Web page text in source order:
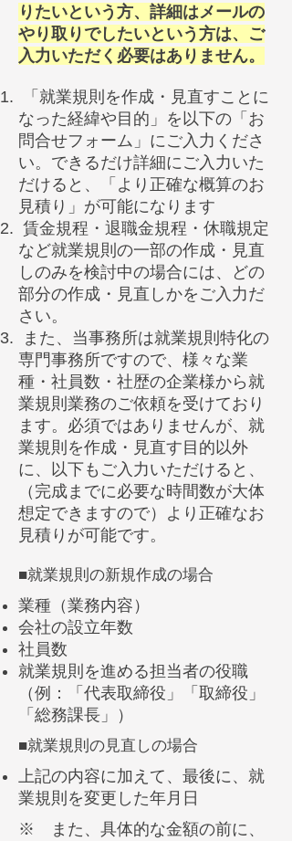
りたいという方、詳細はメールの
やり取りでしたいという方は、ご
入力いただく必要はありません。
「就業規則を作成・見直すことに
なった経緯や目的」を以下の「お
問合せフォーム」にご入力くださ
い。できるだけ詳細にご入力いた
だけると、「より正確な概算のお
見積り」が可能になります
賃金規程・退職金規程・休職規定
など就業規則の一部の作成・見直
しのみを検討中の場合には、どの
部分の作成・見直しかをご入力だ
さい。​
また、当事務所は就業規則特化の
専門事務所ですので、様々な業
種・社員数・社歴の企業様から就
業規則業務のご依頼を受けており
ます。必須ではありませんが、就
業規則を作成・見直す目的以外
に、以下もご入力いただけると、
（完成までに必要な時間数が大体
想定できますので）より正確なお
見積りが可能です。
■​就業規則の新規作成の場合​
業種（業務内容）
会社の設立年数
社員数
就業規則を進める担当者の役職
（例：「代表取締役」「取締役」
「総務課長」）​
■就業規則の見直しの場合​
​上記の内容に加えて、最後に、就
業規則を変更した年月日
※ また、具体的な金額の前に、